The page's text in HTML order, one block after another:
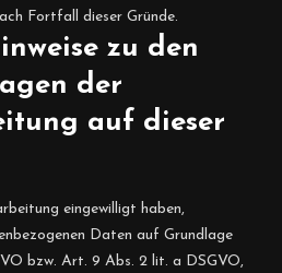
Fortfall dieser Gründe.
zu den
der
auf dieser
eingewilligt haben,
Daten auf Grundlage
bzw. Art. 9 Abs. 2 lit. a DSGVO,